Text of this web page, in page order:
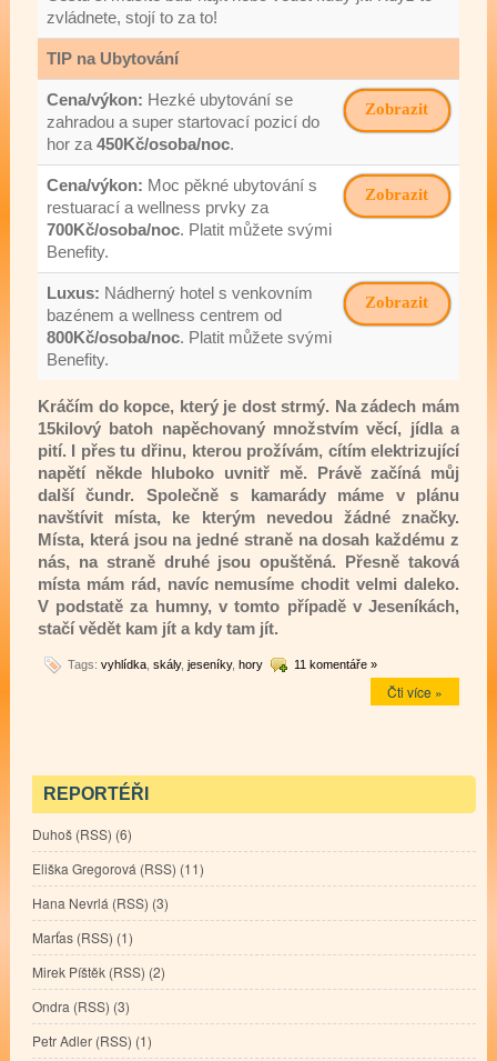
REPORTÉŘI
Duhoš(RSS) (6)
Eliška Gregorová (RSS) (11)
Hana Nevrlá (RSS) (3)
Marťas(RSS) (1)
Mirek Píštěk(RSS) (2)
Ondra (RSS) (3)
Petr Adler(RSS) (1)
zvládnete, stojí to za to!
TIP na Ubytování
Zobrazit
Cena/výkon: Hezké ubytování se
zahradou a super startovací pozicí do
hor za 450Kč/osoba/noc.
Zobrazit
Cena/výkon: Moc pěkné ubytování s
restuarací a wellness prvky za
700Kč/osoba/noc. Platit můžete svými
Benefity.
Zobrazit
Luxus: Nádherný hotel s venkovním
bazénem a wellness centrem od
800Kč/osoba/noc. Platit můžete svými
Benefity.
Kráčím do kopce, který je dost strmý. Na zádech mám
15kilový batoh napěchovaný množstvím věcí, jídla a
pití. I přes tu dřinu, kterou prožívám, cítím elektrizující
napětí někde hluboko uvnitř mě. Právě začíná můj
další čundr. Společně s kamarády máme v plánu
navštívit místa, ke kterým nevedou žádné značky.
Místa, která jsou na jedné straně na dosah každému z
nás, na straně druhé jsou opuštěná. Přesně taková
místa mám rád, navíc nemusíme chodit velmi daleko.
V podstatě za humny, v tomto případě v Jeseníkách,
stačí vědět kam jít a kdy tam jít.
Tags: vyhlídka, skály, jeseníky, hory 11 komentáře »
Čti více »